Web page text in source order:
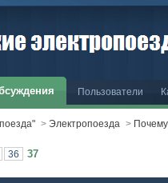
Пользователи
> Электропоезда >
36 37